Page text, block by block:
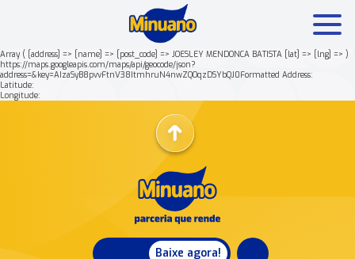
Array ( [address] => [name] => [post_code] => JOESLEY MENDONCA BATISTA [lat] => [lng] => )
https://maps.googleapis.com/maps/api/geocode/json?
address=&key=AIzaSyB8pvvFtnV38ItmhruN4nwZQOqzDSYbQJ0Formatted Address:
Latitude:
Longitude:
Baixe agora!
Mais buscados: Produtos Minuano Rende +